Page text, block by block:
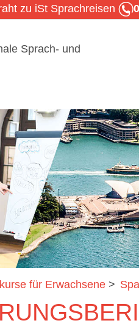
zu iSt Sprachreisen
für Erwachsene >